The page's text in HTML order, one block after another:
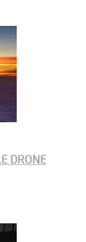
DRONE